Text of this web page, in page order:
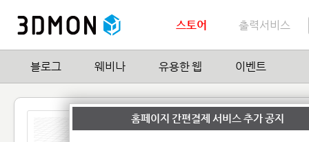
스토어 출력서비스
블로그 웨비나 유용한 웹 이벤트
홈페이지 간편결제 서비스 추가 공지